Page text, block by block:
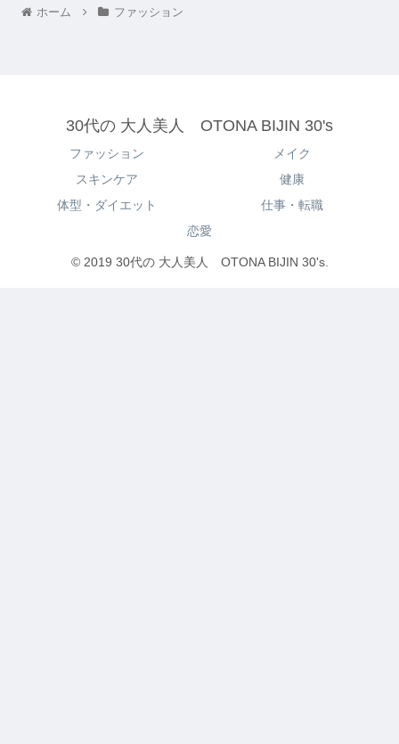
ホーム ファッション
30代の 大人美人 OTONA BIJIN 30's
ファッション
メイク
スキンケア
健康
体型・ダイエット
仕事・転職
恋愛
© 2019 30代の 大人美人 OTONA BIJIN 30's.